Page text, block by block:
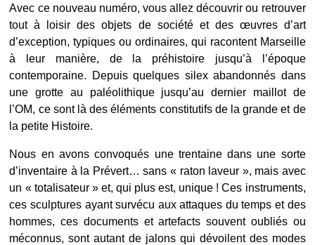
Avec ce nouveau numéro, vous allez découvrir ou retrouver
tout à loisir des objets de société et des œuvres d’art
d’exception, typiques ou ordinaires, qui racontent Marseille
à leur manière, de la préhistoire jusqu’à l’époque
contemporaine. Depuis quelques silex abandonnés dans
une grotte au paléolithique jusqu’au dernier maillot de
l’OM, ce sont là des éléments constitutifs de la grande et de
la petite Histoire.
Nous en avons convoqués une trentaine dans une sorte
d’inventaire à la Prévert… sans « raton laveur », mais avec
un « totalisateur » et, qui plus est, unique ! Ces instruments,
ces sculptures ayant survécu aux attaques du temps et des
hommes, ces documents et artefacts souvent oubliés ou
méconnus, sont autant de jalons qui dévoilent des modes